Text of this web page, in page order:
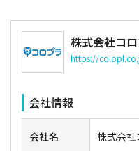
株式会社コ
https://
会社情報
会社名 株式会社